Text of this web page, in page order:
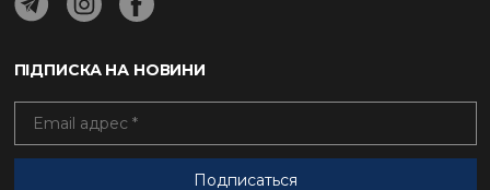
ПІДПИСКА НА НОВИНИ